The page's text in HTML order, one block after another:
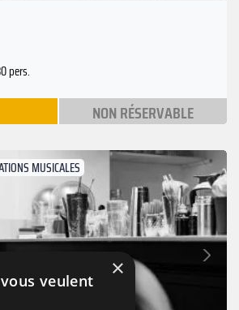
pers.
NON RÉSERVABLE
MUSICALES
Suivant
×
veulent